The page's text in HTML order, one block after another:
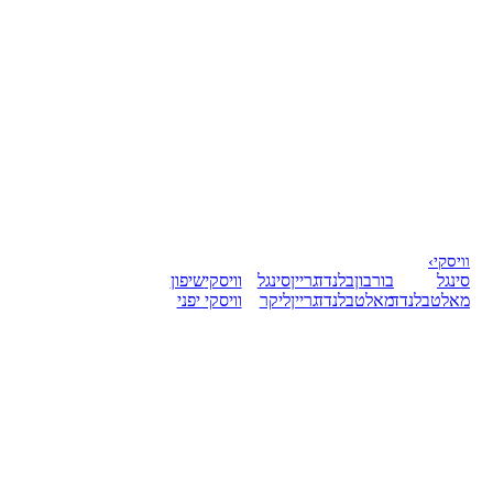
וויסקי›
סינגל
מאלטבלנדד
בורבוןבלנדד
מאלטבלנדד
גרייןסינגל
גרייןליקר
וויסקישיפון
וויסקי יפני